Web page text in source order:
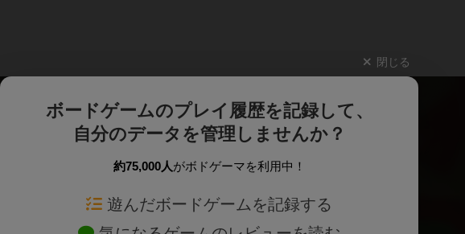
閉じる
ボードゲームのプレイ履歴を記録して、
自分のデータを管理しませんか？
約75,000人がボドゲーマを利用中！
遊んだボードゲームを記録する